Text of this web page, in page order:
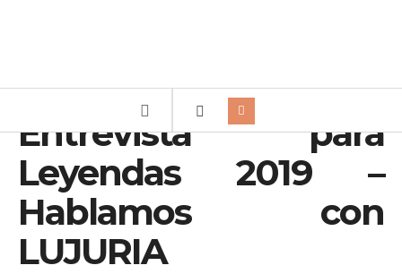
Entrevista para
Leyendas 2019 –
Hablamos con
LUJURIA